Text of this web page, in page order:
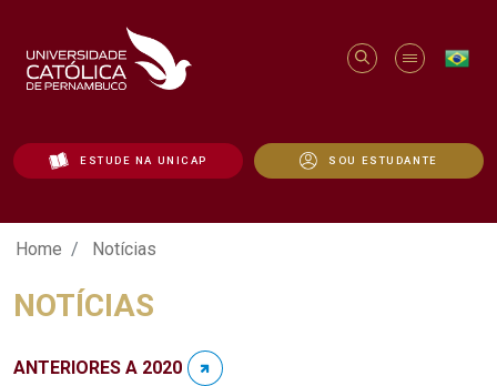
ESTUDE NA UNICAP SOU ESTUDANTE
Notícias - Unicap
Home Notícias
NOTÍCIAS
ANTERIORES A 2020